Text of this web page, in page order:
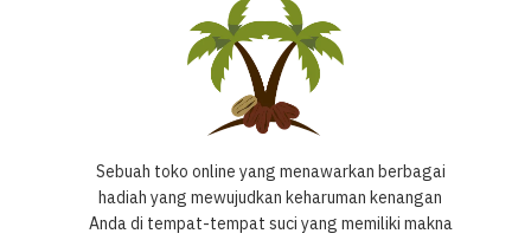
Sebuah toko online yang menawarkan berbagai
hadiah yang mewujudkan keharuman kenangan
Anda di tempat-tempat suci yang memiliki makna